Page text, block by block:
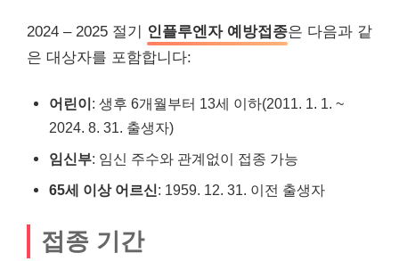
2024 – 2025 절기 인플루엔자 예방접종은 다음과 같
은 대상자를 포함합니다:
어린이: 생후 6개월부터 13세 이하(2011. 1. 1. ~
2024. 8. 31. 출생자)
임신부: 임신 주수와 관계없이 접종 가능
65세 이상 어르신: 1959. 12. 31. 이전 출생자
접종 기간